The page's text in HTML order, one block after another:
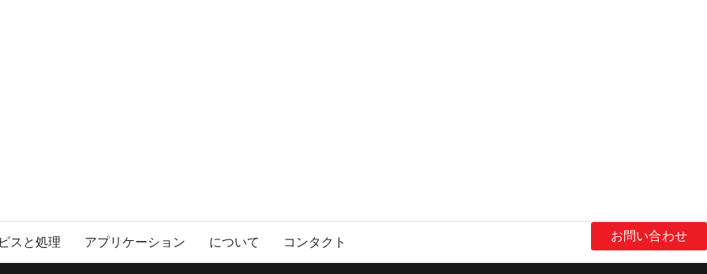
スと処理 アプリケーション について コンタクト お問い合わせ